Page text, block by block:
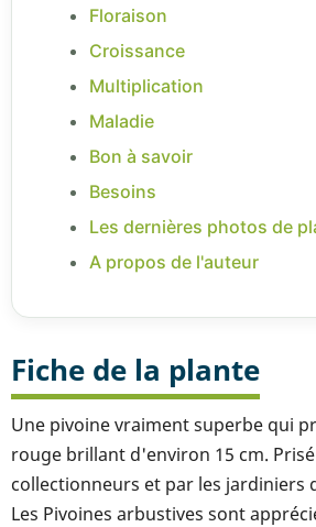
Floraison
Croissance
Multiplication
Maladie
Bon à savoir
Besoins
Les dernières photos de
A propos de l'auteur
Fiche de la plante
Une pivoine vraiment superbe qui
rouge brillant d'environ 15 cm.
collectionneurs et par les jardiniers
Les Pivoines arbustives sont